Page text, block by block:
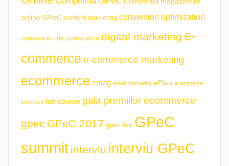
online GPeC content marketing conversion optimization
conversion rate optimization digital marketing e-
commerce e-commerce marketing
ecommerce emag email marketing ePlan evenimente
business fan courier gala premiilor ecommerce
gpec GPeC 2017 gpec live GPeC
summit interviu interviu GPeC